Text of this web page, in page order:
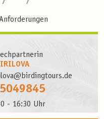
- 16:30 Uhr